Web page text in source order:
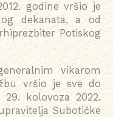
godine vršio je
dekanata, a od
Potiskog
vikarom
vršio je sve do
kolovoza 2022.
Subotičke